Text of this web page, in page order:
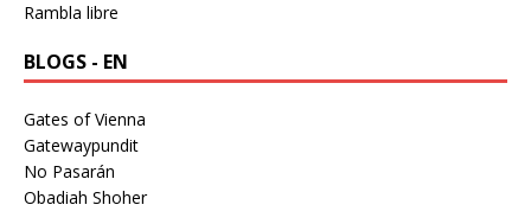
Rambla libre
BLOGS - EN
Gates of Vienna
Gatewaypundit
No Pasarán
Obadiah Shoher